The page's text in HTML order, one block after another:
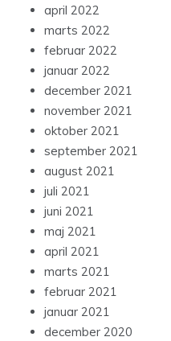
april 2022
marts 2022
februar 2022
januar 2022
december 2021
november 2021
oktober 2021
september 2021
august 2021
juli 2021
juni 2021
maj 2021
april 2021
marts 2021
februar 2021
januar 2021
december 2020